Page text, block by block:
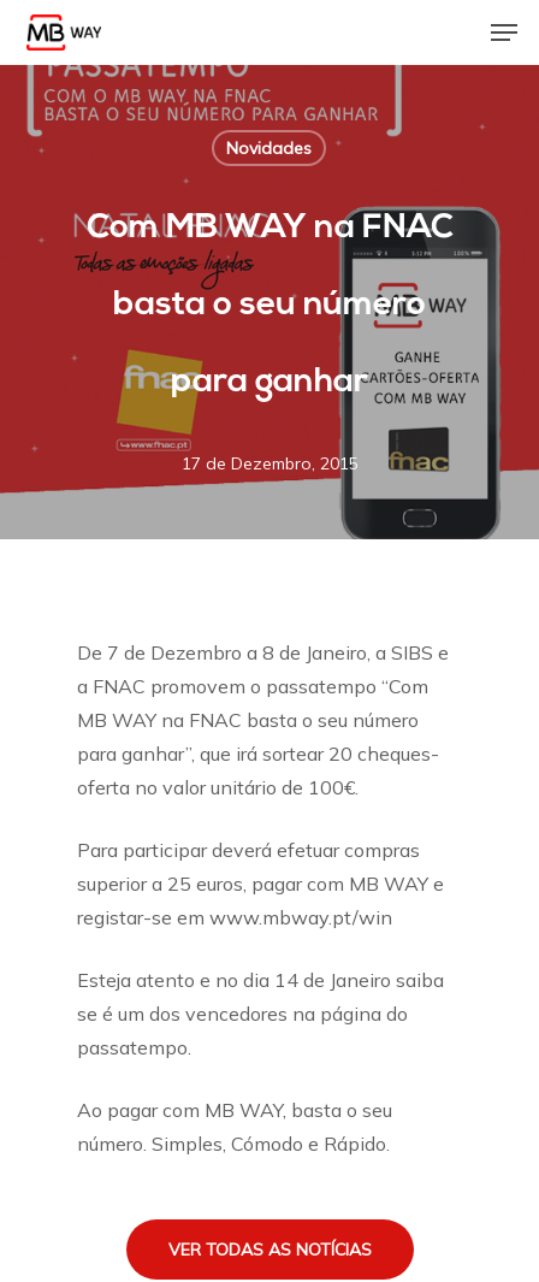
Skip
content
Novidades
Com MB WAY na FNAC
basta o seu número
para ganhar
17 de Dezembro, 2015
De 7 de Dezembro a 8 de Janeiro, a SIBS e
a FNAC promovem o passatempo “Com
MB WAY na FNAC basta o seu número
para ganhar”, que irá sortear 20 cheques-
oferta no valor unitário de 100€.
Para participar deverá efetuar compras
superior a 25 euros, pagar com MB WAY e
registar-se em www.mbway.pt/win
Esteja atento e no dia 14 de Janeiro saiba
se é um dos vencedores na página do
passatempo.
Ao pagar com MB WAY, basta o seu
número. Simples, Cómodo e Rápido.
VER TODAS AS NOTÍCIAS